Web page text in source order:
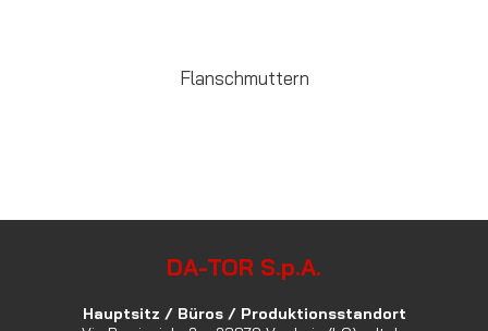
Flanschmuttern
DA-TOR S.p.A.
Hauptsitz / Büros / Produktionsstandort